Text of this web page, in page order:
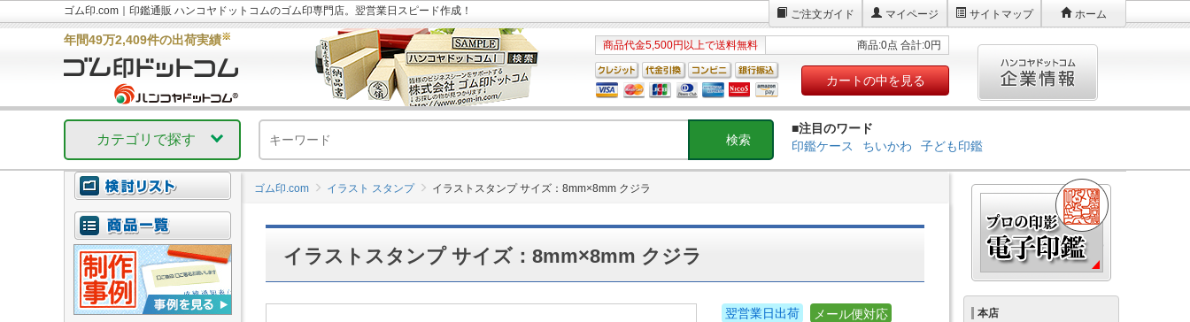
ゴム印.com｜印鑑通販 ハンコヤドットコムのゴム印専門店。翌営業日スピード作成！ ご注文ガイド マイページ サイトマップ ホーム
年間49万2,409件の出荷実績※
商品代金5,500円以上で送料無料 商品:0点 合計:0円
カートの中を見る
カテゴリで探す
■注目のワード
印鑑ケース
ちいかわ 子ども印鑑
ゴム印.com イラスト スタンプ イラストスタンプ サイズ：8mm×8mm クジラ
イラストスタンプ サイズ：8mm×8mm クジラ
翌営業日出荷
メール便対応
本店